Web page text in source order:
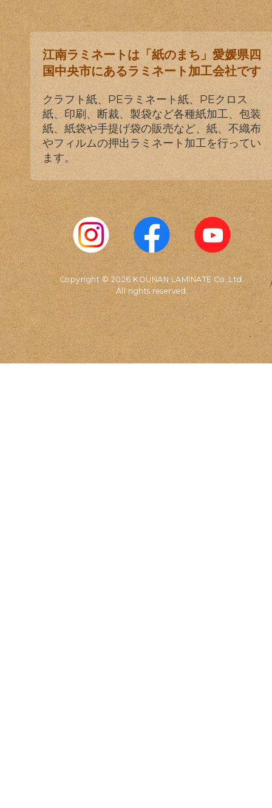
江南ラミネートは「紙のまち」愛媛県四
国中央市にあるラミネート加工会社です
クラフト紙、PEラミネート紙、PEクロス
紙、印刷、断裁、製袋など各種紙加工、包装
紙、紙袋や手提げ袋の販売など、紙、不織布
やフィルムの押出ラミネート加工を行ってい
ます。
Copyright © 2026 KOUNAN LAMINATE Co.,Ltd.
All rights reserved.